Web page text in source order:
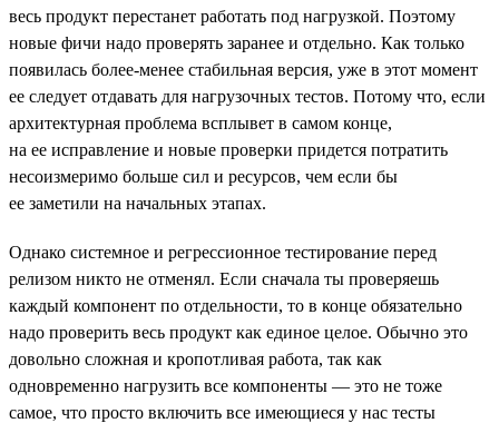
весь продукт перестанет работать под нагрузкой. Поэтому
новые фичи надо проверять заранее и отдельно. Как только
появилась более-менее стабильная версия, уже в этот момент
ее следует отдавать для нагрузочных тестов. Потому что, если
архитектурная проблема всплывет в самом конце,
на ее исправление и новые проверки придется потратить
несоизмеримо больше сил и ресурсов, чем если бы
ее заметили на начальных этапах.
Однако системное и регрессионное тестирование перед
релизом никто не отменял. Если сначала ты проверяешь
каждый компонент по отдельности, то в конце обязательно
надо проверить весь продукт как единое целое. Обычно это
довольно сложная и кропотливая работа, так как
одновременно нагрузить все компоненты — это не тоже
самое, что просто включить все имеющиеся у нас тесты